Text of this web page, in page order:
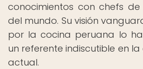
conocimientos con chefs
del mundo. Su visión
por la cocina peruana lo
un referente indiscutible en
actual.